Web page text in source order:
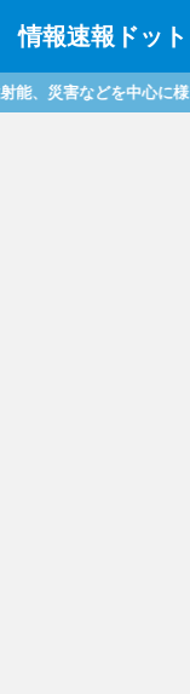
情報速報ドッ
害などを中心に様々な